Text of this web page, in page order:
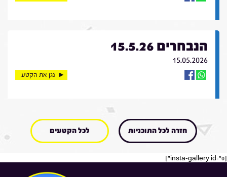
הנבחרים 15.5.26
15.05.2026
נגן את הקטע
חזרה לכל התוכניות לכל הקטעים
[insta-gallery id="0"]